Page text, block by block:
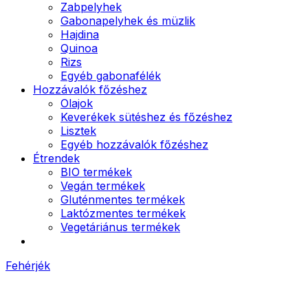
Zabpelyhek
Gabonapelyhek és müzlik
Hajdina
Quinoa
Rizs
Egyéb gabonafélék
Hozzávalók főzéshez
Olajok
Keverékek sütéshez és főzéshez
Lisztek
Egyéb hozzávalók főzéshez
Étrendek
BIO termékek
Vegán termékek
Gluténmentes termékek
Laktózmentes termékek
Vegetáriánus termékek
Fehérjék